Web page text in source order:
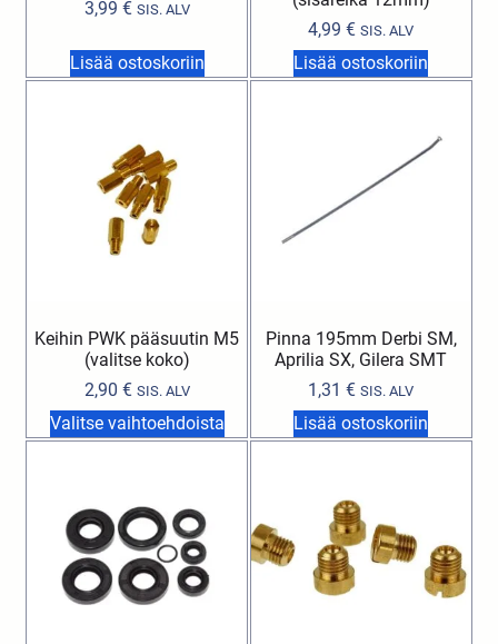
3,99 € SIS. ALV
Lisää ostoskoriin
4,99€ SIS. ALV
Lisää ostoskoriin
Keihin PWK pääsuutin M5
(valitse koko)
2,90 € SIS. ALV
Valitse vaihtoehdoista
Pinna 195mm Derbi SM,
Aprilia SX, Gilera SMT
1,31€ SIS. ALV
Lisää ostoskoriin